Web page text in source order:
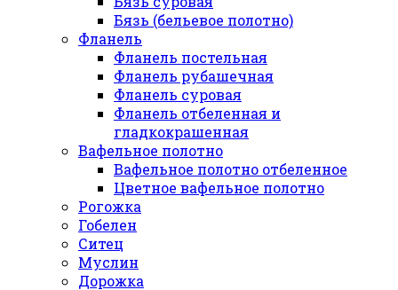
Бязь (бельевое полотно)
Фланель
Фланель постельная
Фланель рубашечная
Фланель суровая
Фланель отбеленная и
гладкокрашенная
Вафельное полотно
Вафельное полотно отбеленное
Цветное вафельное полотно
Рогожка
Гобелен
Ситец
Муслин
Дорожка